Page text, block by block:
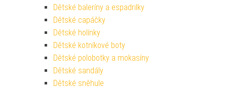
Dětské baleríny a espadrilky
Dětské capáčky
Dětské holínky
Dětské kotníkové boty
Dětské polobotky a mokasíny
Dětské sandály
Dětské sněhule